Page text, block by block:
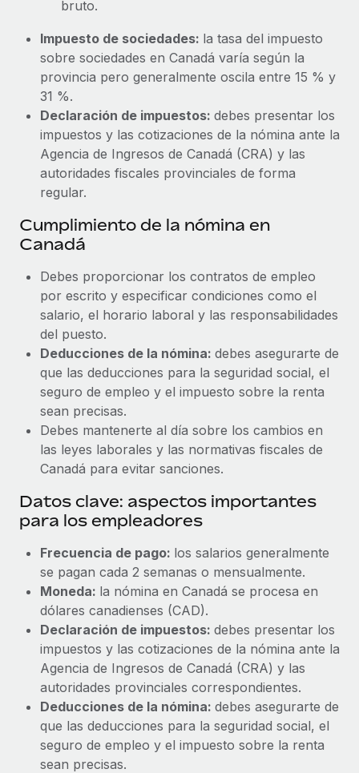
bruto.
Impuesto de sociedades: la tasa del impuesto
sobre sociedades en Canadá varía según la
provincia pero generalmente oscila entre 15 % y
31 %.
Declaración de impuestos: debes presentar los
impuestos y las cotizaciones de la nómina ante la
Agencia de Ingresos de Canadá (CRA) y las
autoridades fiscales provinciales de forma
regular.
Cumplimiento de la nómina en
Canadá
Debes proporcionar los contratos de empleo
por escrito y especificar condiciones como el
salario, el horario laboral y las responsabilidades
del puesto.
Deducciones de la nómina: debes asegurarte de
que las deducciones para la seguridad social, el
seguro de empleo y el impuesto sobre la renta
sean precisas.
Debes mantenerte al día sobre los cambios en
las leyes laborales y las normativas fiscales de
Canadá para evitar sanciones.
Datos clave: aspectos importantes
para los empleadores
Frecuencia de pago: los salarios generalmente
se pagan cada 2 semanas o mensualmente.
Moneda: la nómina en Canadá se procesa en
dólares canadienses (CAD).
Declaración de impuestos: debes presentar los
impuestos y las cotizaciones de la nómina ante la
Agencia de Ingresos de Canadá (CRA) y las
autoridades provinciales correspondientes.
Deducciones de la nómina: debes asegurarte de
que las deducciones para la seguridad social, el
seguro de empleo y el impuesto sobre la renta
sean precisas.